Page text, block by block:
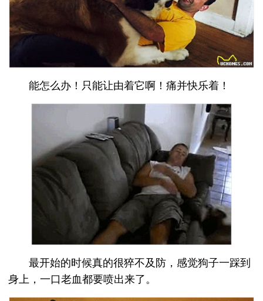
能怎么办！只能让由着它啊！痛并快乐着！
最开始的时候真的很猝不及防，感觉狗子一踩到
身上，一口老血都要喷出来了。